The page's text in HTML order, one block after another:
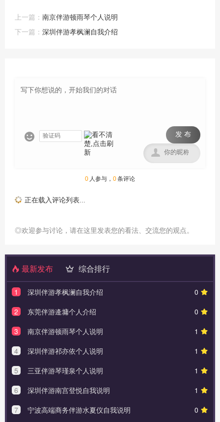
上一篇： 南京伴游顿雨琴个人说明
下一篇： 深圳伴游孝枫澜自我介绍
 发 布

0 人参与， 0条评论
正在载入评论列表...
◎欢迎参与讨论，请在这里发表您的看法、交流您的观点。
最新发布 综合排行
0
1
深圳伴游孝枫澜自我介绍
0
2
东莞伴游逄墉个人介绍
1
3
南京伴游顿雨琴个人说明
1
4
深圳伴游祁亦依个人说明
1
5
三亚伴游琴瑾泉个人说明
1
6
深圳伴游南宫登悦自我说明
0
7
宁波高端商务伴游水夏仪自我说明